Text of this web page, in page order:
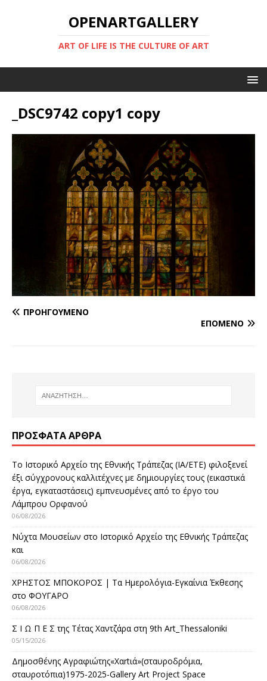
OPENARTGALLERY
ART OF LIFE IS THE CULTURE OF ART
_DSC9742 copy1 copy
ΠΡΟΗΓΟΎΜΕΝΟ
ΕΠΌΜΕΝΟ
ΠΡΌΣΦΑΤΑ ΆΡΘΡΑ
Το Ιστορικό Αρχείο της Εθνικής Τράπεζας (ΙΑ/ΕΤΕ) φιλοξενεί
έξι σύγχρονους καλλιτέχνες με δημιουργίες τους (εικαστικά
έργα, εγκαταστάσεις) εμπνευσμένες από το έργο του
Λάμπρου Ορφανού
06/08/2026
Νύχτα Μουσείων στο Ιστορικό Αρχείο της Εθνικής Τράπεζας
και
06/08/2026
ΧΡΗΣΤΟΣ ΜΠΟΚΟΡΟΣ | Τα Ημερολόγια-Εγκαίνια Έκθεσης
στο ΦΟΥΓΑΡΟ
06/08/2026
Σ Ι Ω Π Ε Σ της Τέτας Χαντζάρα στη 9th Art_Thessaloniki
05/15/2026
Δημοσθένης Αγραφιώτης«Xαrtιά»(σταυροδρόμια,
σταυροτόπια)1975-2025-Gallery Art Project Space